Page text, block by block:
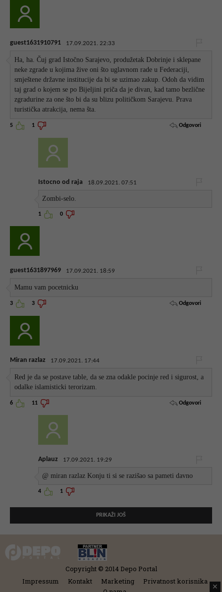
guest1631910791 17.09.2021. 22:33
Ha, ha. Čuj grad Istočno Sarajevo, produžetak Dobrinje i sklepane
neke zgrade u kojima žive oni što uglavnom rade u Federaciji,
smještene državne institucije da bi se uzimao zakup. Odoh da vidim
taj grad o kojem se po Bijeljini priča da je divan, kad tamo bezlične
zgradurine za one što bi da su blizu političkom Sarajevu. Prava
turistička atrakcija, nema šta.
5 1 Odgovori
Istocno od raja 18.09.2021. 07:51
Zombi-selo.
1 0
guest1631897969 17.09.2021. 18:59
Mamu vam pocetnicku
3 3 Odgovori
Miran razlaz 17.09.2021. 17:44
Red je da se postave table, da se zna odakle pocinje red i sigurost, a
odalke islamisticki terorizam.
6 11 Odgovori
Aplauz 17.09.2021. 19:29
@ miran razlaz Konju ti si se razišao sa pameti davno
4 1
PRIKAŽI JOŠ
Copyright © 2014 Depo Portal
Impressum
Kontakt Marketing
Privatnost korisnika
✕